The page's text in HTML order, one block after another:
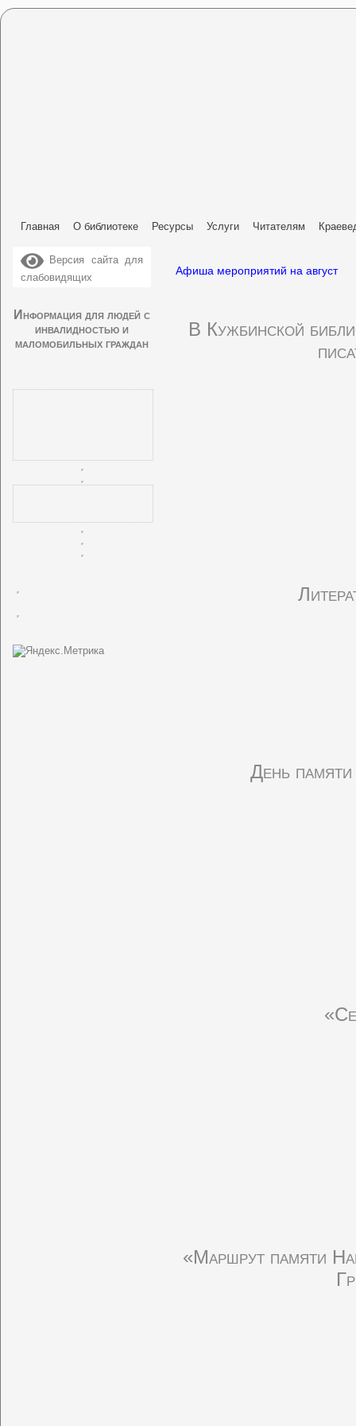
Главная О библиотеке Ресурсы Услуги Читателям
Версия сайта для
слабовидящих
Информация для людей с
инвалидностью и
маломобильных граждан
Афиша мероприятий на август
В Кужбинской
День
«Маршрут памяти